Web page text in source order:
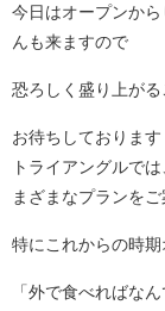
今日はオープンか
んも来ますので
恐ろしく盛り上が
お待ちしております
トライアングルで
まざまなプランをご
特にこれからの時
「外で食べればな